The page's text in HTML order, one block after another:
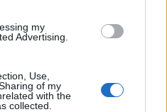
my
Advertising.
Use,
of my
with the
collected.
való ismerkedést
hogy kis hazánkba
érkezik csak. ...